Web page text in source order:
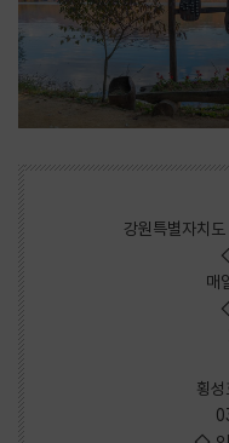
강원특별자치
매
횡